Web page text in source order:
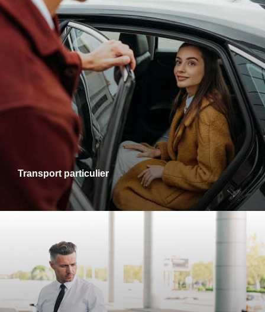
Transport particulier
Transports particuliers
Que ce soit pour une sortie en ville, une visite chez des
proches ou un rendez-vous personnel, je vous accompagne
dans tous vos trajets avec fiabilité et confort. Profitez d’un
service adapté à vos besoins, alliant ponctualité et
disponibilité.
Transports gare-aéroport
Pour vos départs comme pour vos retours, profitez d’un